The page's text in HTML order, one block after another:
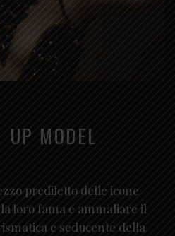
MODEL
prediletto delle icone
loro fama e ammaliare il
e seducente della